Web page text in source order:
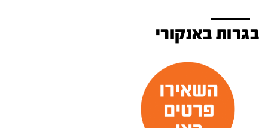
בגרות באנקורי